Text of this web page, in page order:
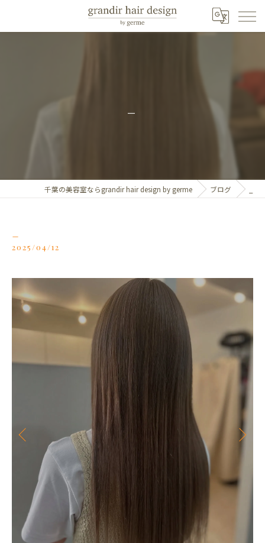
千葉の美容室ならgrandir hair design by germe ブログ
2025/04/12